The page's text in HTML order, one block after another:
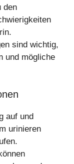
den
sind wichtig,
und mögliche
auf und
urinieren